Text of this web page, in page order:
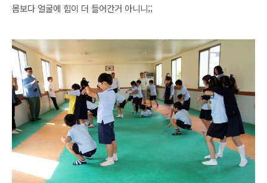
몸보다 얼굴에 힘이 더 들어간거 아니니;;